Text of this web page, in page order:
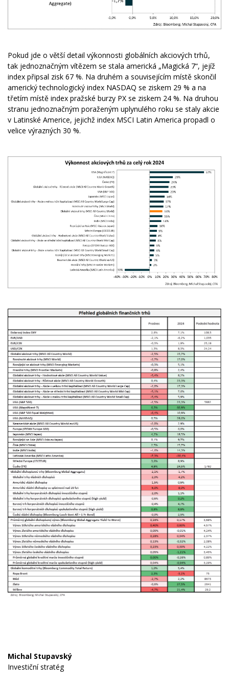
Pokud jde o větší detail výkonnosti globálních akciových trhů,
tak jednoznačným vítězem se stala americká „Magická 7“, jejíž
index připsal zisk 67 %. Na druhém a souvisejícím místě skončil
americký technologický index NASDAQ se ziskem 29 % a na
třetím místě index pražské burzy PX se ziskem 24 %. Na druhou
stranu jednoznačným poraženým uplynulého roku se staly akcie
v Latinské Americe, jejichž index MSCI Latin America propadl o
velice výrazných 30 %.
Michal Stupavský
Investiční stratég